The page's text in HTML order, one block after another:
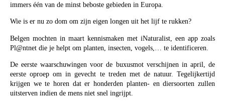
immers één van de minst beboste gebieden in Europa.
Wie is er nu zo dom om zijn eigen longen uit het lijf te rukken?
Belgen mochten in maart kennismaken met iNaturalist, een app zoals
Pl@ntnet die je helpt om planten, insecten, vogels,… te identificeren.
De eerste waarschuwingen voor de buxusmot verschijnen in april, de
eerste oproep om in gevecht te treden met de natuur. Tegelijkertijd
krijgen we te horen dat er honderden planten- en diersoorten zullen
uitsterven indien de mens niet snel ingrijpt.